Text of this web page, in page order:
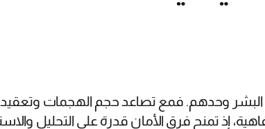
البشر وحدهم. فمع تصاعد حجم الهجمات
إذ تمنح فرق الأمان قدرة على التحليل